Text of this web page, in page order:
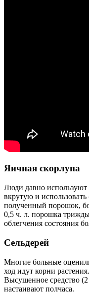
Яичная скорлупа
Люди давно используют
вкрутую и
полученный порошок,
0,5 ч. л. порошка трижды
облегчения состояния
Сельдерей
Многие больные
ход идут корни
Высушенное средство
настаивают полчаса.